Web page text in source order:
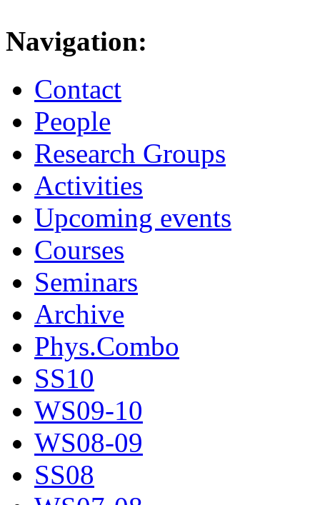
Navigation:
Contact
People
Research Groups
Activities
Upcoming events
Courses
Seminars
Archive
Phys.Combo
SS10
WS09-10
WS08-09
SS08